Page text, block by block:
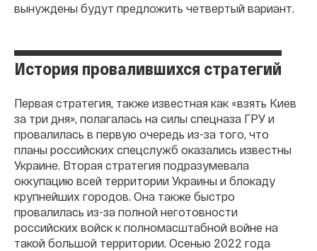
вынуждены будут предложить четвертый вариант.
История провалившихся стратегий
Первая стратегия, также известная как «взять Киев
за три дня», полагалась на силы спецназа ГРУ и
провалилась в первую очередь из-за того, что
планы российских спецслужб оказались известны
Украине. Вторая стратегия подразумевала
оккупацию всей территории Украины и блокаду
крупнейших городов. Она также быстро
провалилась из-за полной неготовности
российских войск к полномасштабной войне на
такой большой территории. Осенью 2022 года